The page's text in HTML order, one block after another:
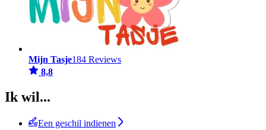
Mijn Tasje184 Reviews
8,8
Ik wil...
Een geschil indienen